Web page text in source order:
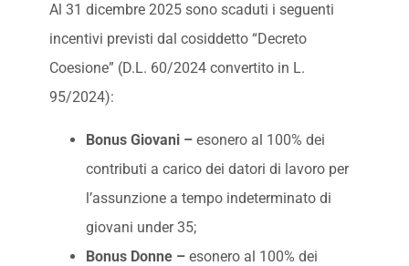
Al 31 dicembre 2025 sono scaduti i seguenti
incentivi previsti dal cosiddetto “Decreto
Coesione” (D.L. 60/2024 convertito in L.
95/2024):
Bonus Giovani –esonero al 100% dei
contributi a carico dei datori di lavoro per
l’assunzione a tempo indeterminato di
giovani under 35;
Bonus Donne – esonero al 100% dei